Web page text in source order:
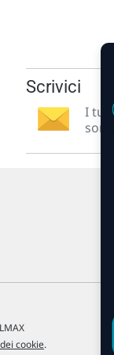
Scrivici
I
cookie.